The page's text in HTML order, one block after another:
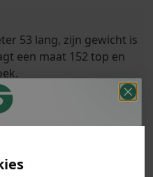
53 lang, zijn gewicht is
een maat 152 top en
huis!*